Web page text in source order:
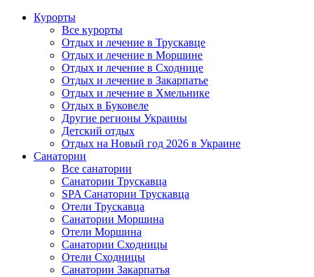
Курорты
Все курорты
Отдых и лечение в Трускавце
Отдых и лечение в Моршине
Отдых и лечение в Сходнице
Отдых и лечение в Закарпатье
Отдых и лечение в Хмельнике
Отдых в Буковеле
Другие регионы Украины
Детский отдых
Отдых на Новый год 2026 в Украине
Санатории
Все санатории
Санатории Трускавца
SPA Санатории Трускавца
Отели Трускавца
Санатории Моршина
Отели Моршина
Санатории Сходницы
Отели Сходницы
Санатории Закарпатья